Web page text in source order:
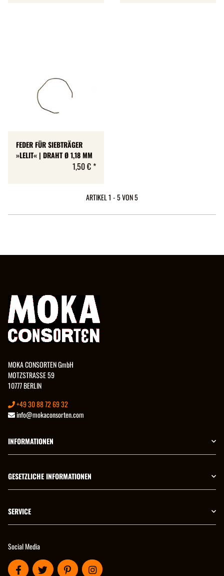
FEDER FÜR SIEBTRÄGER
»LELIT« | DRAHT Ø 1,18 MM
1,50 € *
ARTIKEL 1 - 5 VON 5
MOKA CONSORTEN GmbH
MOTZSTRASSE 59
10777 BERLIN
+49 30 88 72 69 32
info@mokaconsorten.com
INFORMATIONEN
GESETZLICHE INFORMATIONEN
SERVICE
Social Media